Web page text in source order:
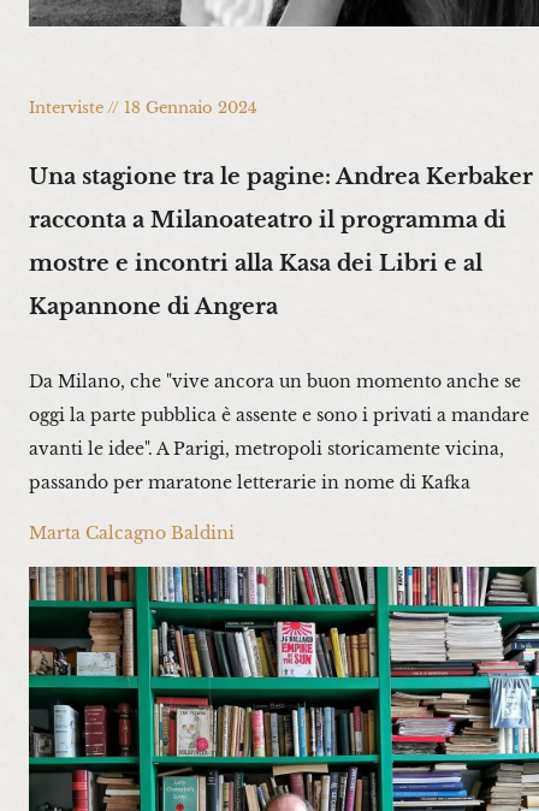
Una stagione tra le pagine: Andrea Kerbaker
racconta a Milanoateatro il programma di
mostre e incontri alla Kasa dei Libri e al
Kapannone di Angera
Da Milano, che "vive ancora un buon momento anche se
oggi la parte pubblica è assente e sono i privati a mandare
avanti le idee". A Parigi, metropoli storicamente vicina,
passando per maratone letterarie in nome di Kafka
Marta Calcagno Baldini
Interviste // 18 Gennaio 2024